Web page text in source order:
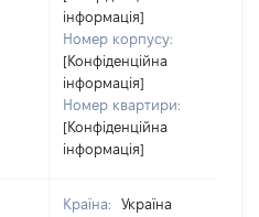
інформація]
Номер корпусу:
[Конфіденційна
інформація]
Номер квартири:
[Конфіденційна
інформація]
Країна:
Україна